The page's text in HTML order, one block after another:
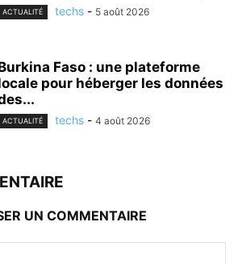
ACTUALITÉ techs - 5 août 2026
Faso : une plateforme
pour héberger les données
ACTUALITÉ techs - 4 août 2026
UN COMMENTAIRE